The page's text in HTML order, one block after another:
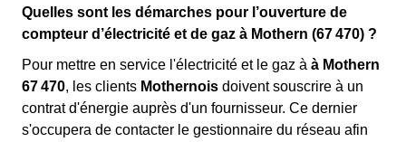
Quelles sont les démarches pour l’ouverture de
compteur d’électricité et de gaz à Mothern (67 470) ?
Pour mettre en service l'électricité et le gaz à à Mothern
67 470, les clients Mothernois doivent souscrire à un
contrat d'énergie auprès d'un fournisseur. Ce dernier
s'occupera de contacter le gestionnaire du réseau afin